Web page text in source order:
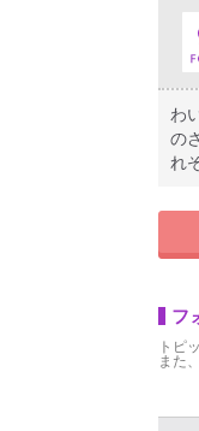
わ
の
れ
フ
トピ
また